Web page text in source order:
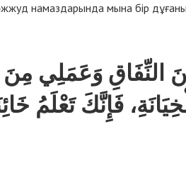
намаздарында мына бір
النِّفَاقِ وَعَمَلِي مِنَ
فَإِنَّكَ تَعْلَمُ